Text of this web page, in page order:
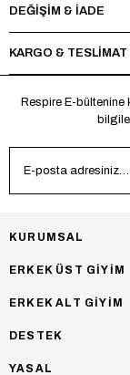
Ütüleme sırasında
*Made in Türkiye
DEĞİŞİM & İADE
KARGO & TESLİMAT
Respire E-bültenine
KURUMSAL
ERKEK ÜST GİYİM
ERKEK ALT GİYİM
DESTEK
YASAL